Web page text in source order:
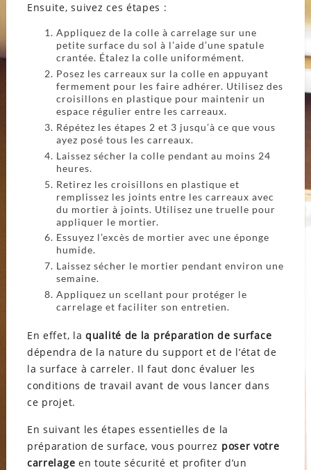
Ensuite, suivez ces étapes :
Appliquez de la colle à carrelage sur une
petite surface du sol à l’aide d’une spatule
crantée. Étalez la colle uniformément.
Posez les carreaux sur la colle en appuyant
fermement pour les faire adhérer. Utilisez des
croisillons en plastique pour maintenir un
espace régulier entre les carreaux.
Répétez les étapes 2 et 3 jusqu’à ce que vous
ayez posé tous les carreaux.
Laissez sécher la colle pendant au moins 24
heures.
Retirez les croisillons en plastique et
remplissez les joints entre les carreaux avec
du mortier à joints. Utilisez une truelle pour
appliquer le mortier.
Essuyez l’excès de mortier avec une éponge
humide.
Laissez sécher le mortier pendant environ une
semaine.
Appliquez un scellant pour protéger le
carrelage et faciliter son entretien.
En effet, laqualité de la préparation de surface
dépendra de la nature du support et de l’état de
la surface à carreler. Il faut donc évaluer les
conditions de travail avant de vous lancer dans
ce projet.
En suivant les étapes essentielles de la
préparation de surface, vous pourrez poser votre
carrelage en toute sécurité et profiter d’un